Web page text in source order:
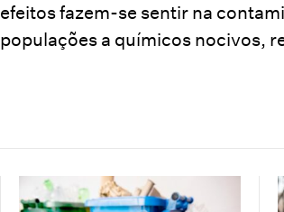
efeitos fazem-se sentir na
populações a químicos nocivos,